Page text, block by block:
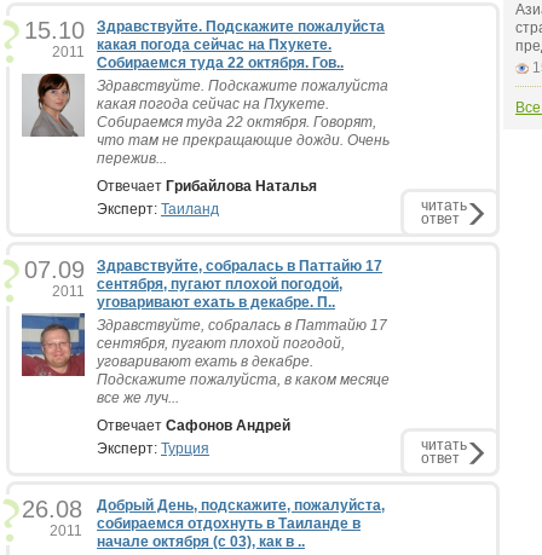
15.10
2011
Здравствуйте. Подскажите пожалуйста
какая погода сейчас на Пхукете.
Собираемся туда 22 октября. Гов..
Здравствуйте. Подскажите пожалуйста
какая погода сейчас на Пхукете.
Собираемся туда 22 октября. Говорят,
что там не прекращающие дожди. Очень
пережив...
Отвечает Грибайлова Наталья
Эксперт: Таиланд читать
ответ
07.09
2011
Здравствуйте, собралась в Паттайю 17
сентября, пугают плохой погодой,
уговаривают ехать в декабре. П..
Здравствуйте, собралась в Паттайю 17
сентября, пугают плохой погодой,
уговаривают ехать в декабре.
Подскажите пожалуйста, в каком месяце
все же луч...
Отвечает Сафонов Андрей
Эксперт: Турция читать
ответ
26.08
2011
Добрый День, подскажите, пожалуйста,
собираемся отдохнуть в Таиланде в
начале октября (с 03), как в ..